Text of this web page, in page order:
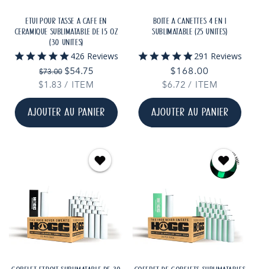
ÉTUI POUR TASSE À CAFÉ EN
CÉRAMIQUE SUBLIMATABLE DE 15 OZ
(30 UNITÉS)
4.9
star
rating
426 Reviews
Prix
habituel
$73.00 Prix
promotionnel
$54.75
PRIX
$1.83 / PAR
ITEM
AJOUTER AU PANIER
BOÎTE À CANETTES 4 EN 1
SUBLIMATABLE (25 UNITÉS)
5.0
star
rating
291 Reviews
Prix
habituel
$168.00
PRIX
$6.72 / PAR
ITEM
AJOUTER AU PANIER